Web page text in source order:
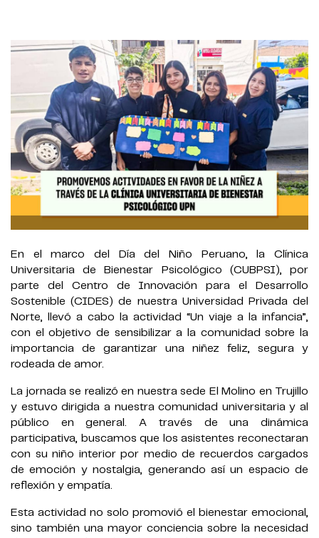
En el marco del Día del Niño Peruano, la Clínica
Universitaria de Bienestar Psicológico (CUBPSI), por
parte del Centro de Innovación para el Desarrollo
Sostenible (CIDES) de nuestra Universidad Privada del
Norte, llevó a cabo la actividad “Un viaje a la infancia”,
con el objetivo de sensibilizar a la comunidad sobre la
importancia de garantizar una niñez feliz, segura y
rodeada de amor.
La jornada se realizó en nuestra sede El Molino en Trujillo
y estuvo dirigida a nuestra comunidad universitaria y al
público en general. A través de una dinámica
participativa, buscamos que los asistentes reconectaran
con su niño interior por medio de recuerdos cargados
de emoción y nostalgia, generando así un espacio de
reflexión y empatía.
Esta actividad no solo promovió el bienestar emocional,
sino también una mayor conciencia sobre la necesidad